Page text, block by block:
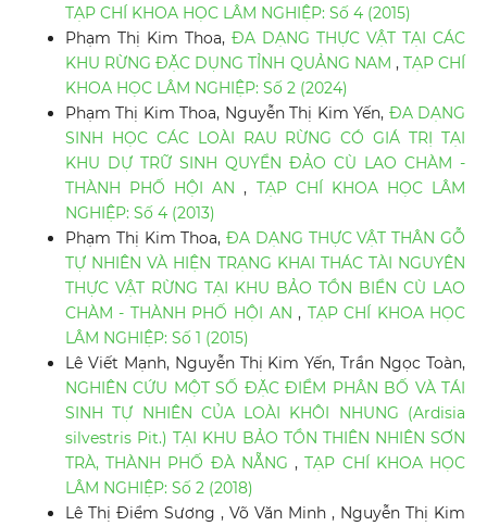
TẠP CHÍ KHOA HỌC LÂM NGHIỆP: Số 4 (2015)
Phạm Thị Kim Thoa, ĐA DẠNG THỰC VẬT TẠI CÁC
KHU RỪNG ĐẶC DỤNG TỈNH QUẢNG NAM , TẠP CHÍ
KHOA HỌC LÂM NGHIỆP: Số 2 (2024)
Phạm Thị Kim Thoa, Nguyễn Thị Kim Yến, ĐA DẠNG
SINH HỌC CÁC LOÀI RAU RỪNG CÓ GIÁ TRỊ TẠI
KHU DỰ TRỮ SINH QUYỂN ĐẢO CÙ LAO CHÀM -
THÀNH PHỐ HỘI AN, TẠP CHÍ KHOA HỌC LÂM
NGHIỆP: Số 4 (2013)
Phạm Thị Kim Thoa,ĐA DẠNG THỰC VẬT THÂN GỖ
TỰ NHIÊN VÀ HIỆN TRẠNG KHAI THÁC TÀI NGUYÊN
THỰC VẬT RỪNG TẠI KHU BẢO TỒN BIỂN CÙ LAO
CHÀM - THÀNH PHỐ HỘI AN, TẠP CHÍ KHOA HỌC
LÂM NGHIỆP: Số 1 (2015)
Lê Viết Mạnh, Nguyễn Thị Kim Yến, Trần Ngọc Toàn,
NGHIÊN CỨU MỘT SỐ ĐẶC ĐIỂM PHÂN BỐ VÀ TÁI
SINH TỰ NHIÊN CỦA LOÀI KHÔI NHUNG (Ardisia
silvestris Pit.) TẠI KHU BẢO TỒN THIÊN NHIÊN SƠN
TRÀ, THÀNH PHỐ ĐÀ NẴNG,TẠP CHÍ KHOA HỌC
LÂM NGHIỆP: Số 2 (2018)
Lê Thị Điểm Sương , Võ Văn Minh , Nguyễn Thị Kim